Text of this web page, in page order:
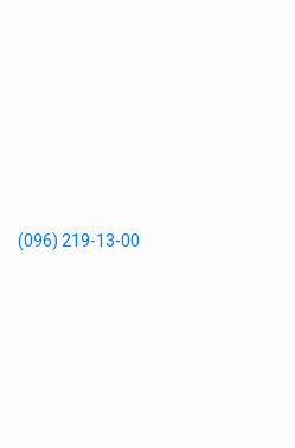
(096) 219-13-00